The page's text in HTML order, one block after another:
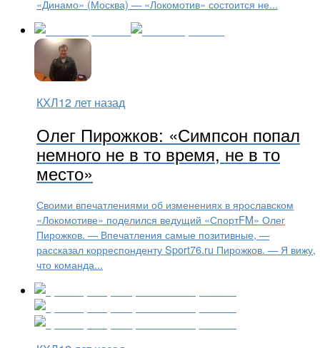
«Динамо» (Москва) — «Локомотив» состоится не...
КХЛ12 лет назад
Олег Пирожков: «Симпсон попал
немного не в то время, не в то
место»
Своими впечатлениями об изменениях в ярославском
«Локомотиве» поделился ведущий «СпортFM» Олег
Пирожков. — Впечатления самые позитивные, —
рассказал корреспонденту Sport76.ru Пирожков. — Я вижу,
что команда...